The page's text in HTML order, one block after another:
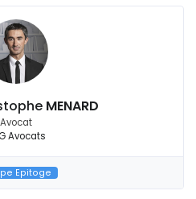
MENARD
Avocat
Avocats
Epitoge